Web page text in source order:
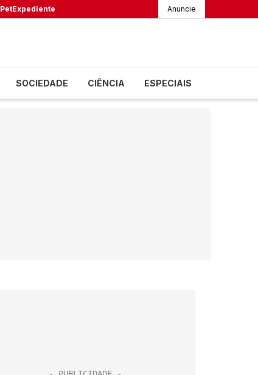
PetExpediente Anuncie
SOCIEDADE CIÊNCIA ESPECIAIS